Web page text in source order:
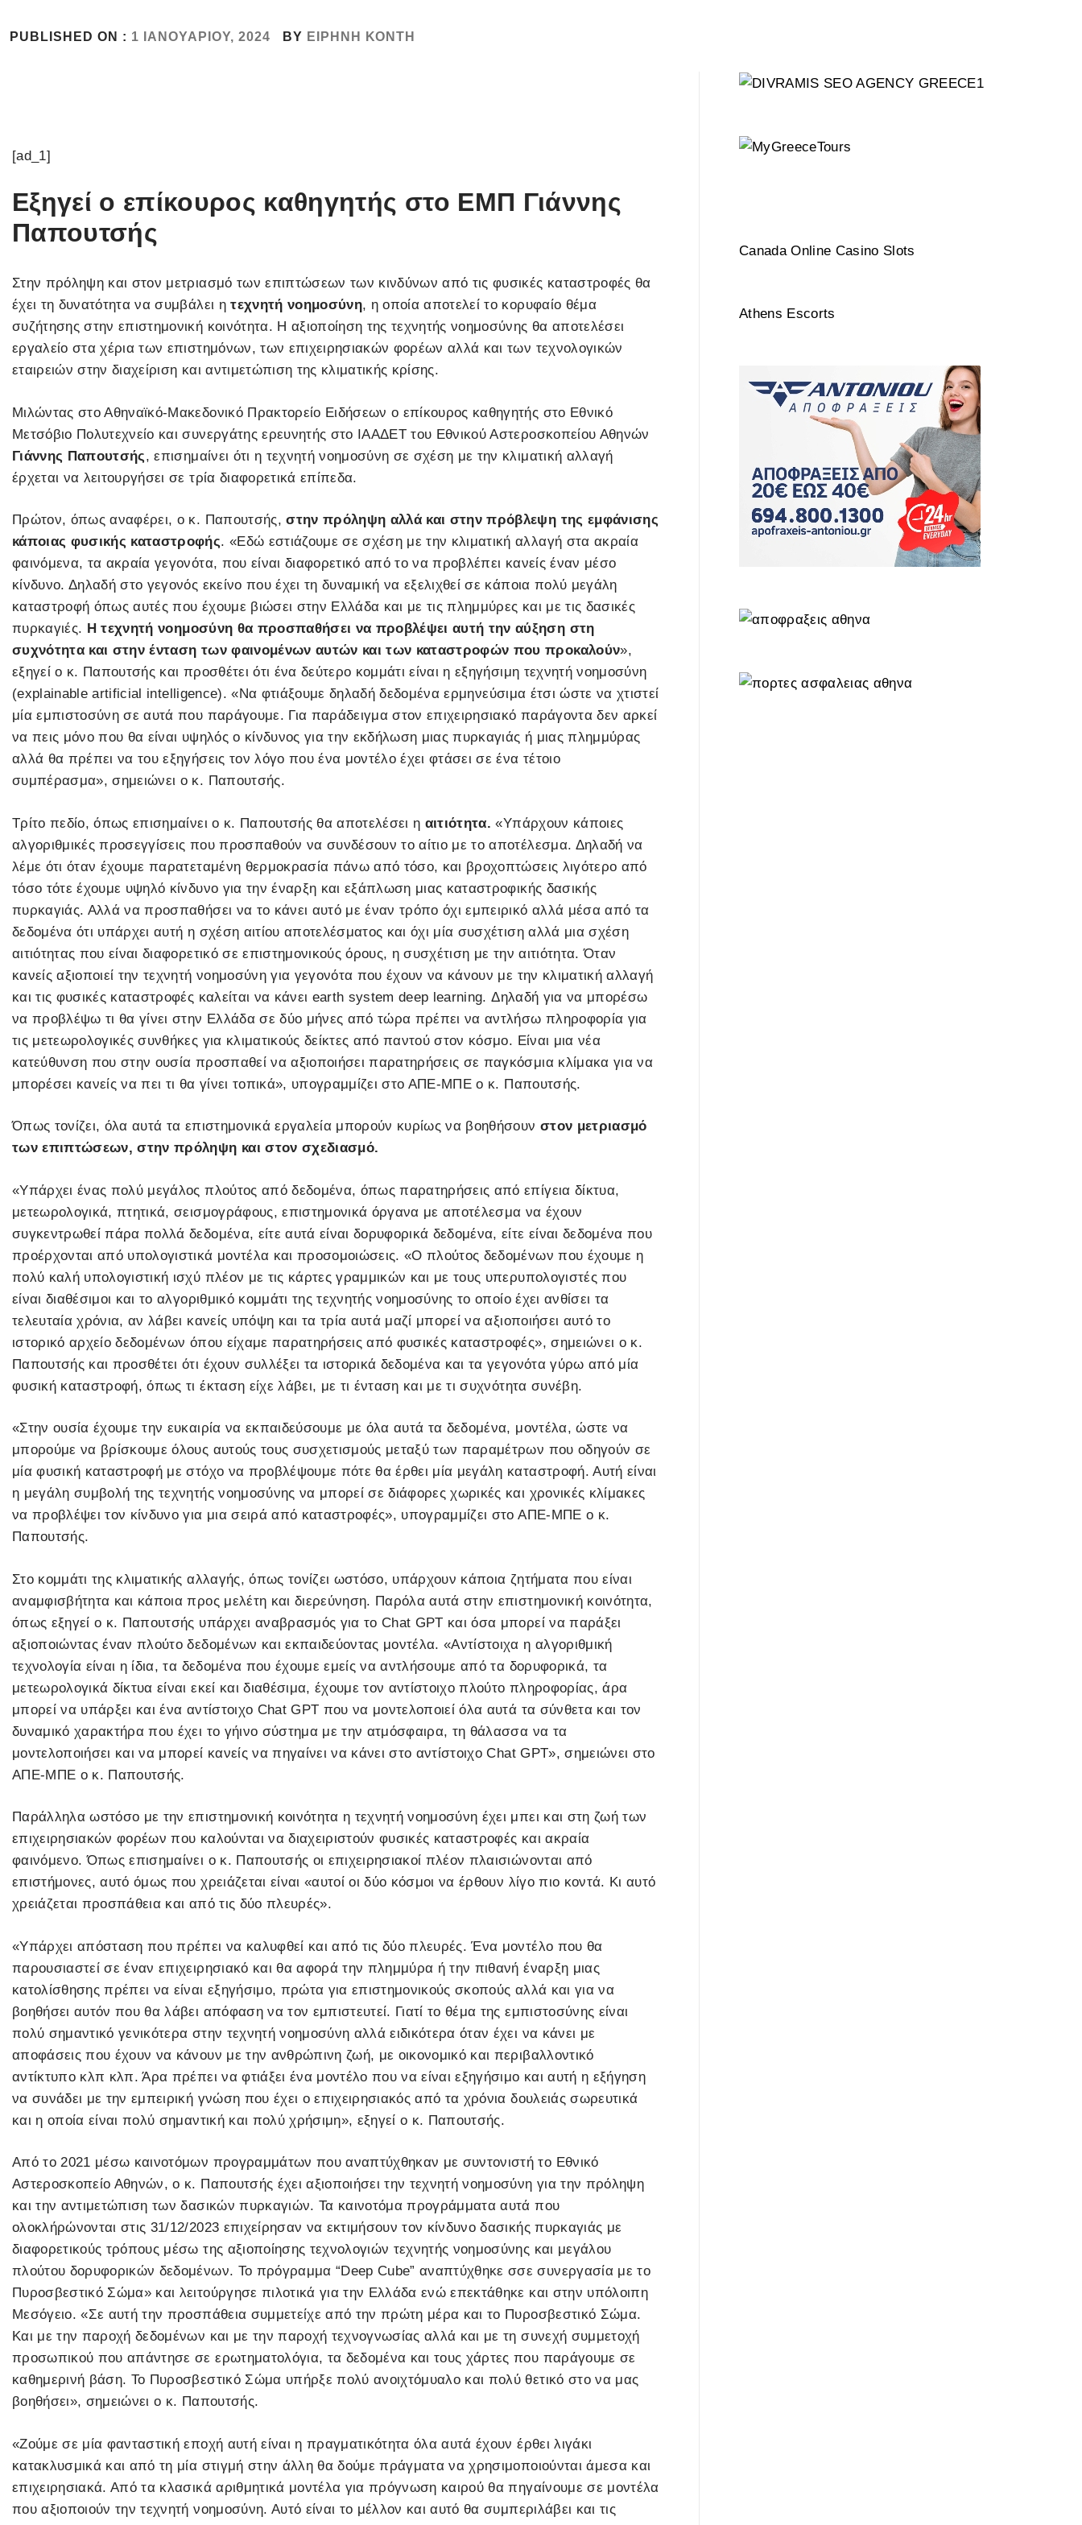
PUBLISHED ON : 1 ΙΑΝΟΥΑΡΊΟΥ, 2024 BY ΕΙΡΉΝΗ ΚΌΝΤΗ
[ad_1]
Εξηγεί ο επίκουρος καθηγητής στο ΕΜΠ Γιάννης
Παπουτσής
Στην πρόληψη και στον μετριασμό των επιπτώσεων των κινδύνων από τις φυσικές καταστροφές θα
έχει τη δυνατότητα να συμβάλει ητεχνητή νοημοσύνη, η οποία αποτελεί το κορυφαίο θέμα
συζήτησης στην επιστημονική κοινότητα. Η αξιοποίηση της τεχνητής νοημοσύνης θα αποτελέσει
εργαλείο στα χέρια των επιστημόνων, των επιχειρησιακών φορέων αλλά και των τεχνολογικών
εταιρειών στην διαχείριση και αντιμετώπιση της κλιματικής κρίσης.
Μιλώντας στο Αθηναϊκό-Μακεδονικό Πρακτορείο Ειδήσεων ο επίκουρος καθηγητής στο Εθνικό
Μετσόβιο Πολυτεχνείο και συνεργάτης ερευνητής στο ΙΑΑΔΕΤ του Εθνικού Αστεροσκοπείου Αθηνών
Γιάννης Παπουτσής, επισημαίνει ότι η τεχνητή νοημοσύνη σε σχέση με την κλιματική αλλαγή
έρχεται να λειτουργήσει σε τρία διαφορετικά επίπεδα.
Πρώτον, όπως αναφέρει, ο κ. Παπουτσής, στην πρόληψη αλλά και στην πρόβλεψη της εμφάνισης
κάποιας φυσικής καταστροφής. «Εδώ εστιάζουμε σε σχέση με την κλιματική αλλαγή στα ακραία
φαινόμενα, τα ακραία γεγονότα, που είναι διαφορετικό από το να προβλέπει κανείς έναν μέσο
κίνδυνο. Δηλαδή στο γεγονός εκείνο που έχει τη δυναμική να εξελιχθεί σε κάποια πολύ μεγάλη
καταστροφή όπως αυτές που έχουμε βιώσει στην Ελλάδα και με τις πλημμύρες και με τις δασικές
πυρκαγιές. Η τεχνητή νοημοσύνη θα προσπαθήσει να προβλέψει αυτή την αύξηση στη
συχνότητα και στην ένταση των φαινομένων αυτών και των καταστροφών που προκαλούν»,
εξηγεί ο κ. Παπουτσής και προσθέτει ότι ένα δεύτερο κομμάτι είναι η εξηγήσιμη τεχνητή νοημοσύνη
(explainable artificial intelligence). «Να φτιάξουμε δηλαδή δεδομένα ερμηνεύσιμα έτσι ώστε να χτιστεί
μία εμπιστοσύνη σε αυτά που παράγουμε. Για παράδειγμα στον επιχειρησιακό παράγοντα δεν αρκεί
να πεις μόνο που θα είναι υψηλός ο κίνδυνος για την εκδήλωση μιας πυρκαγιάς ή μιας πλημμύρας
αλλά θα πρέπει να του εξηγήσεις τον λόγο που ένα μοντέλο έχει φτάσει σε ένα τέτοιο
συμπέρασμα», σημειώνει ο κ. Παπουτσής.
Τρίτο πεδίο, όπως επισημαίνει ο κ. Παπουτσής θα αποτελέσει η αιτιότητα. «Υπάρχουν κάποιες
αλγοριθμικές προσεγγίσεις που προσπαθούν να συνδέσουν το αίτιο με το αποτέλεσμα. Δηλαδή να
λέμε ότι όταν έχουμε παρατεταμένη θερμοκρασία πάνω από τόσο, και βροχοπτώσεις λιγότερο από
τόσο τότε έχουμε υψηλό κίνδυνο για την έναρξη και εξάπλωση μιας καταστροφικής δασικής
πυρκαγιάς. Αλλά να προσπαθήσει να το κάνει αυτό με έναν τρόπο όχι εμπειρικό αλλά μέσα από τα
δεδομένα ότι υπάρχει αυτή η σχέση αιτίου αποτελέσματος και όχι μία συσχέτιση αλλά μια σχέση
αιτιότητας που είναι διαφορετικό σε επιστημονικούς όρους, η συσχέτιση με την αιτιότητα. Όταν
κανείς αξιοποιεί την τεχνητή νοημοσύνη για γεγονότα που έχουν να κάνουν με την κλιματική αλλαγή
και τις φυσικές καταστροφές καλείται να κάνει earth system deep learning. Δηλαδή για να μπορέσω
να προβλέψω τι θα γίνει στην Ελλάδα σε δύο μήνες από τώρα πρέπει να αντλήσω πληροφορία για
τις μετεωρολογικές συνθήκες για κλιματικούς δείκτες από παντού στον κόσμο. Είναι μια νέα
κατεύθυνση που στην ουσία προσπαθεί να αξιοποιήσει παρατηρήσεις σε παγκόσμια κλίμακα για να
μπορέσει κανείς να πει τι θα γίνει τοπικά», υπογραμμίζει στο ΑΠΕ-ΜΠΕ ο κ. Παπουτσής.
Όπως τονίζει, όλα αυτά τα επιστημονικά εργαλεία μπορούν κυρίως να βοηθήσουν στον μετριασμό
των επιπτώσεων, στην πρόληψη και στον σχεδιασμό.
«Υπάρχει ένας πολύ μεγάλος πλούτος από δεδομένα, όπως παρατηρήσεις από επίγεια δίκτυα,
μετεωρολογικά, πτητικά, σεισμογράφους, επιστημονικά όργανα με αποτέλεσμα να έχουν
συγκεντρωθεί πάρα πολλά δεδομένα, είτε αυτά είναι δορυφορικά δεδομένα, είτε είναι δεδομένα που
προέρχονται από υπολογιστικά μοντέλα και προσομοιώσεις. «Ο πλούτος δεδομένων που έχουμε η
πολύ καλή υπολογιστική ισχύ πλέον με τις κάρτες γραμμικών και με τους υπερυπολογιστές που
είναι διαθέσιμοι και το αλγοριθμικό κομμάτι της τεχνητής νοημοσύνης το οποίο έχει ανθίσει τα
τελευταία χρόνια, αν λάβει κανείς υπόψη και τα τρία αυτά μαζί μπορεί να αξιοποιήσει αυτό το
ιστορικό αρχείο δεδομένων όπου είχαμε παρατηρήσεις από φυσικές καταστροφές», σημειώνει ο κ.
Παπουτσής και προσθέτει ότι έχουν συλλέξει τα ιστορικά δεδομένα και τα γεγονότα γύρω από μία
φυσική καταστροφή, όπως τι έκταση είχε λάβει, με τι ένταση και με τι συχνότητα συνέβη.
«Στην ουσία έχουμε την ευκαιρία να εκπαιδεύσουμε με όλα αυτά τα δεδομένα, μοντέλα, ώστε να
μπορούμε να βρίσκουμε όλους αυτούς τους συσχετισμούς μεταξύ των παραμέτρων που οδηγούν σε
μία φυσική καταστροφή με στόχο να προβλέψουμε πότε θα έρθει μία μεγάλη καταστροφή. Αυτή είναι
η μεγάλη συμβολή της τεχνητής νοημοσύνης να μπορεί σε διάφορες χωρικές και χρονικές κλίμακες
να προβλέψει τον κίνδυνο για μια σειρά από καταστροφές», υπογραμμίζει στο ΑΠΕ-ΜΠΕ ο κ.
Παπουτσής.
Στο κομμάτι της κλιματικής αλλαγής, όπως τονίζει ωστόσο, υπάρχουν κάποια ζητήματα που είναι
αναμφισβήτητα και κάποια προς μελέτη και διερεύνηση. Παρόλα αυτά στην επιστημονική κοινότητα,
όπως εξηγεί ο κ. Παπουτσής υπάρχει αναβρασμός για το Chat GPT και όσα μπορεί να παράξει
αξιοποιώντας έναν πλούτο δεδομένων και εκπαιδεύοντας μοντέλα. «Αντίστοιχα η αλγοριθμική
τεχνολογία είναι η ίδια, τα δεδομένα που έχουμε εμείς να αντλήσουμε από τα δορυφορικά, τα
μετεωρολογικά δίκτυα είναι εκεί και διαθέσιμα, έχουμε τον αντίστοιχο πλούτο πληροφορίας, άρα
μπορεί να υπάρξει και ένα αντίστοιχο Chat GPT που να μοντελοποιεί όλα αυτά τα σύνθετα και τον
δυναμικό χαρακτήρα που έχει το γήινο σύστημα με την ατμόσφαιρα, τη θάλασσα να τα
μοντελοποιήσει και να μπορεί κανείς να πηγαίνει να κάνει στο αντίστοιχο Chat GPT», σημειώνει στο
ΑΠΕ-ΜΠΕ ο κ. Παπουτσής.
Παράλληλα ωστόσο με την επιστημονική κοινότητα η τεχνητή νοημοσύνη έχει μπει και στη ζωή των
επιχειρησιακών φορέων που καλούνται να διαχειριστούν φυσικές καταστροφές και ακραία
φαινόμενο. Όπως επισημαίνει ο κ. Παπουτσής οι επιχειρησιακοί πλέον πλαισιώνονται από
επιστήμονες, αυτό όμως που χρειάζεται είναι «αυτοί οι δύο κόσμοι να έρθουν λίγο πιο κοντά. Κι αυτό
χρειάζεται προσπάθεια και από τις δύο πλευρές».
«Υπάρχει απόσταση που πρέπει να καλυφθεί και από τις δύο πλευρές. Ένα μοντέλο που θα
παρουσιαστεί σε έναν επιχειρησιακό και θα αφορά την πλημμύρα ή την πιθανή έναρξη μιας
κατολίσθησης πρέπει να είναι εξηγήσιμο, πρώτα για επιστημονικούς σκοπούς αλλά και για να
βοηθήσει αυτόν που θα λάβει απόφαση να τον εμπιστευτεί. Γιατί το θέμα της εμπιστοσύνης είναι
πολύ σημαντικό γενικότερα στην τεχνητή νοημοσύνη αλλά ειδικότερα όταν έχει να κάνει με
αποφάσεις που έχουν να κάνουν με την ανθρώπινη ζωή, με οικονομικό και περιβαλλοντικό
αντίκτυπο κλπ κλπ. Άρα πρέπει να φτιάξει ένα μοντέλο που να είναι εξηγήσιμο και αυτή η εξήγηση
να συνάδει με την εμπειρική γνώση που έχει ο επιχειρησιακός από τα χρόνια δουλειάς σωρευτικά
και η οποία είναι πολύ σημαντική και πολύ χρήσιμη», εξηγεί ο κ. Παπουτσής.
Από το 2021 μέσω καινοτόμων προγραμμάτων που αναπτύχθηκαν με συντονιστή το Εθνικό
Αστεροσκοπείο Αθηνών, ο κ. Παπουτσής έχει αξιοποιήσει την τεχνητή νοημοσύνη για την πρόληψη
και την αντιμετώπιση των δασικών πυρκαγιών. Τα καινοτόμα προγράμματα αυτά που
ολοκλήρώνονται στις 31/12/2023 επιχείρησαν να εκτιμήσουν τον κίνδυνο δασικής πυρκαγιάς με
διαφορετικούς τρόπους μέσω της αξιοποίησης τεχνολογιών τεχνητής νοημοσύνης και μεγάλου
πλούτου δορυφορικών δεδομένων. Το πρόγραμμα “Deep Cube” αναπτύχθηκε σσε συνεργασία με το
Πυροσβεστικό Σώμα» και λειτούργησε πιλοτικά για την Ελλάδα ενώ επεκτάθηκε και στην υπόλοιπη
Μεσόγειο. «Σε αυτή την προσπάθεια συμμετείχε από την πρώτη μέρα και το Πυροσβεστικό Σώμα.
Και με την παροχή δεδομένων και με την παροχή τεχνογνωσίας αλλά και με τη συνεχή συμμετοχή
προσωπικού που απάντησε σε ερωτηματολόγια, τα δεδομένα και τους χάρτες που παράγουμε σε
καθημερινή βάση. Το Πυροσβεστικό Σώμα υπήρξε πολύ ανοιχτόμυαλο και πολύ θετικό στο να μας
βοηθήσει», σημειώνει ο κ. Παπουτσής.
«Ζούμε σε μία φανταστική εποχή αυτή είναι η πραγματικότητα όλα αυτά έχουν έρθει λιγάκι
κατακλυσμικά και από τη μία στιγμή στην άλλη θα δούμε πράγματα να χρησιμοποιούνται άμεσα και
επιχειρησιακά. Από τα κλασικά αριθμητικά μοντέλα για πρόγνωση καιρού θα πηγαίνουμε σε μοντέλα
που αξιοποιούν την τεχνητή νοημοσύνη. Αυτό είναι το μέλλον και αυτό θα συμπεριλάβει και τις
Canada Online Casino Slots
Athens Escorts